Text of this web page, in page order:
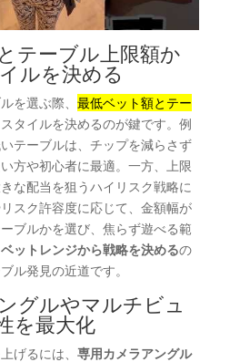
テーブル上限額か
ルを決める
を選ぶ際、 最低ベット額とテー
タイルを決めるのが鍵です。例
テーブルは、チップを減らさず
方や初心者に最適。一方、上限
な配当を狙うハイリスク戦略に
スク許容度に応じて、金額幅が
ブルかを選び、焦らず遊べる範
ベットレンジから戦略を決めるの
ル発見の近道です。
グルやマルチビュ
を最大化
げるには、 専用カメラアングル